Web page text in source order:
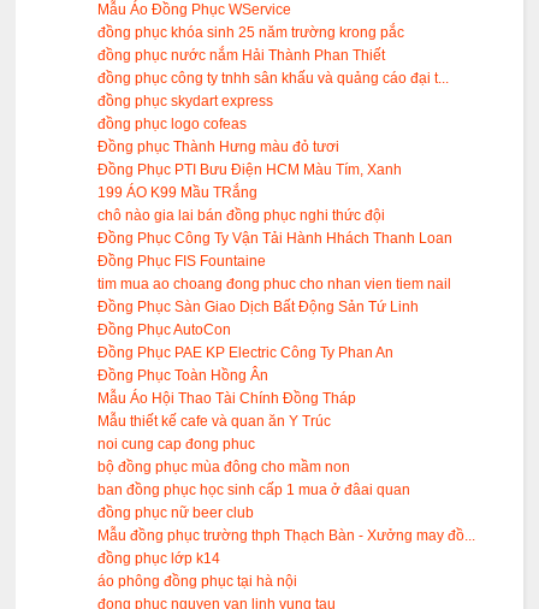
Mẫu Áo Đồng Phục WService
đồng phục khóa sinh 25 năm trường krong pắc
đồng phục nước nắm Hải Thành Phan Thiết
đồng phục công ty tnhh sân khấu và quảng cáo đại t...
đồng phục skydart express
đồng phục logo cofeas
Đồng phục Thành Hưng màu đỏ tươi
Đồng Phục PTI Bưu Điện HCM Màu Tím, Xanh
199 ÁO K99 Mầu TRắng
chô nào gia lai bán đồng phục nghi thức đội
Đồng Phục Công Ty Vận Tải Hành Hhách Thanh Loan
Đồng Phục FIS Fountaine
tim mua ao choang đong phuc cho nhan vien tiem nail
Đồng Phục Sàn Giao Dịch Bất Động Sản Tứ Linh
Đồng Phục AutoCon
Đồng Phục PAE KP Electric Công Ty Phan An
Đồng Phục Toàn Hồng Ân
Mẫu Áo Hội Thao Tài Chính Đồng Tháp
Mẫu thiết kế cafe và quan ăn Y Trúc
noi cung cap đong phuc
bộ đồng phục mùa đông cho mầm non
ban đồng phục học sinh cấp 1 mua ở đâai quan
đồng phục nữ beer club
Mẫu đồng phục trường thph Thạch Bàn - Xưởng may đồ...
đồng phục lớp k14
áo phông đồng phục tại hà nội
đong phuc nguyen van linh vung tau